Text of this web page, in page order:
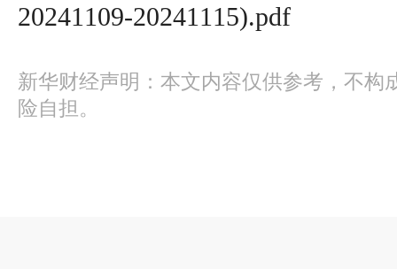
20241109-20241115).pdf
新华财经声明：本文内容仅供参考，不构
险自担。